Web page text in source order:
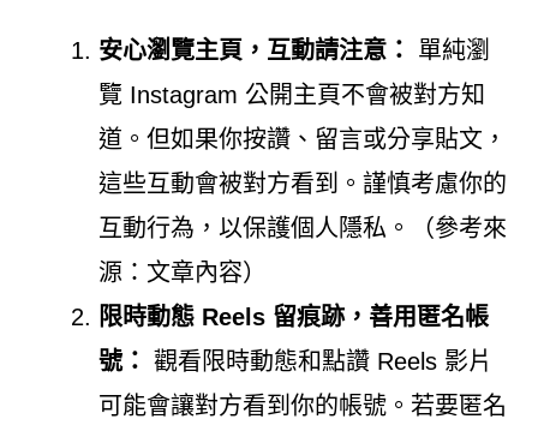
安心瀏覽主頁，互動請注意：
單純瀏
覽 Instagram 公開主頁不會被對方知
道。但如果你按讚、留言或分享貼文，
這些互動會被對方看到。謹慎考慮你的
互動行為，以保護個人隱私。（參考來
源：文章內容）
限時動態 Reels 留痕跡，善用匿名帳
號： 觀看限時動態和點讚 Reels 影片
可能會讓對方看到你的帳號。若要匿名